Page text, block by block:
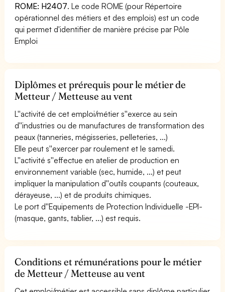
ROME: H2407. Le code ROME (pour Répertoire
opérationnel des métiers et des emplois) est un code
qui permet d'identifier de manière précise par Pôle
Emploi
Diplômes et prérequis pour le métier de
Metteur / Metteuse au vent
L''activité de cet emploi/métier s''exerce au sein
d''industries ou de manufactures de transformation des
peaux (tanneries, mégisseries, pelleteries, ...)
Elle peut s''exercer par roulement et le samedi.
L''activité s''effectue en atelier de production en
environnement variable (sec, humide, ...) et peut
impliquer la manipulation d''outils coupants (couteaux,
dérayeuse, ...) et de produits chimiques.
Le port d''Equipements de Protection Individuelle -EPI-
(masque, gants, tablier, ...) est requis.
Conditions et rémunérations pour le métier
de Metteur / Metteuse au vent